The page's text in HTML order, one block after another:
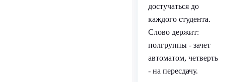
достучаться до
каждого студента.
Слово держит:
полгруппы - зачет
автоматом, четверть
- на пересдачу.